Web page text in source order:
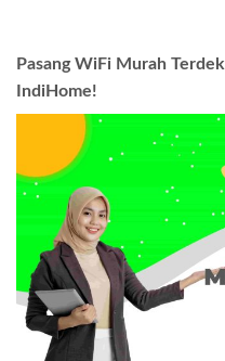
Pasang WiFi Murah
IndiHome!